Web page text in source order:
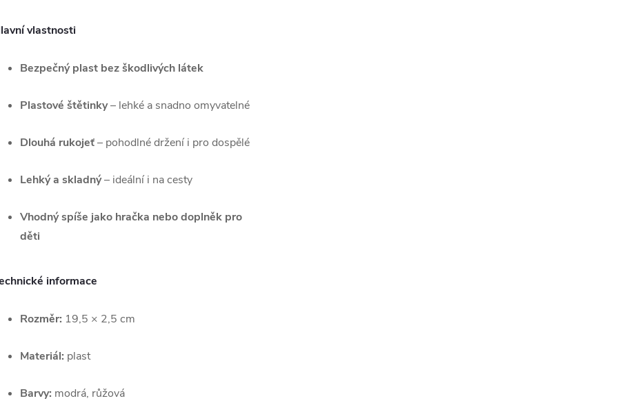
vlastnosti
Bezpečný plast bez škodlivých látek
Plastové štětinky– lehké a snadno omyvatelné
Dlouhá rukojeť– pohodlné držení i pro dospělé
Lehký a skladný– ideální i na cesty
Vhodný spíše jako hračka nebo doplněk pro
děti
informace
Rozměr: 19,5 × 2,5 cm
Materiál: plast
Barvy: modrá, růžová